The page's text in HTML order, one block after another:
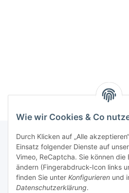
Wie wir Cookies & Co
Durch Klicken auf „Alle
Einsatz folgender Dienste auf
Vimeo, ReCaptcha. Sie können die
ändern (Fingerabdruck-Icon links
finden Sie unter Konfigurieren und
Datenschutzerklärung.
Informationen
Gesetzliche Informationen